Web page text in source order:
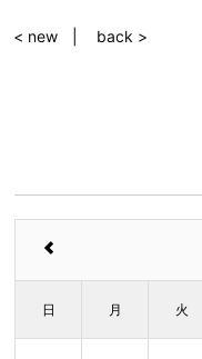
< new back >
日 月 火